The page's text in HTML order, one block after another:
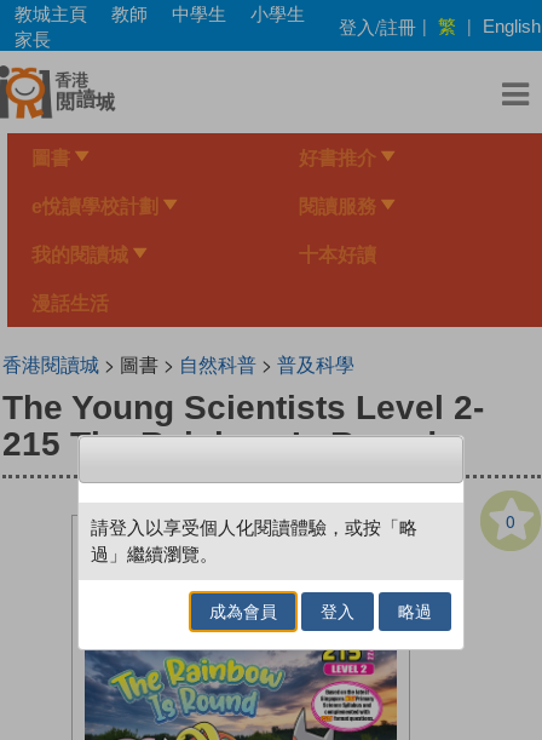
Skip
main
content
教城主頁 教師 中學生
小學生
家長
登入/註冊 | 繁 | English
圖書 好書推介
e悅讀學校計劃 閱讀服務
我的閱讀城 十本好讀
漫話生活
香港閱讀城> 圖書 > 自然科普> 普及科學
The Young Scientists Level 2-
215 The Rainbow Is Round
0
請登入以享受個人化閱讀體驗，或按「略
過」繼續瀏覽。
成為會員 登入 略過